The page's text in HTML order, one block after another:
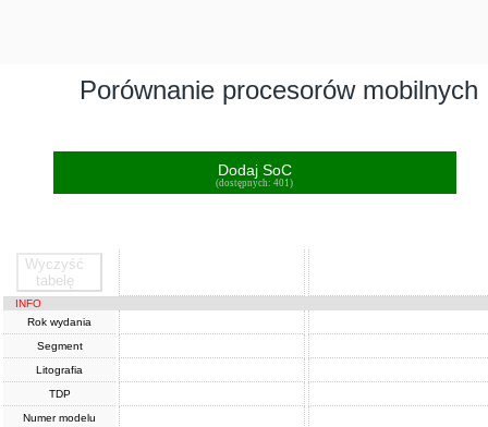
Porównanie procesorów mobilnych
Dodaj SoC
(dostępnych: 401)
Wyczyść
tabelę
INFO
Rok wydania
Segment
Litografia
TDP
Numer modelu